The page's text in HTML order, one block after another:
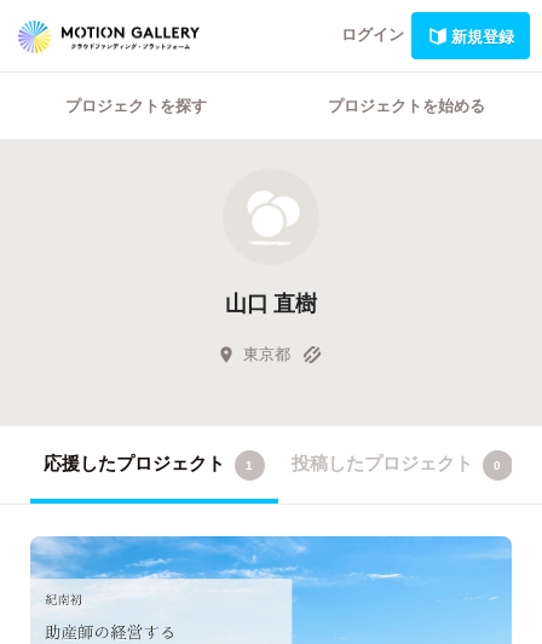
ログイン 新規登録
プロジェクトを探す プロジェクトを始める
山口 直樹
東京都
応援したプロジェクト 1 投稿したプロジェクト 0